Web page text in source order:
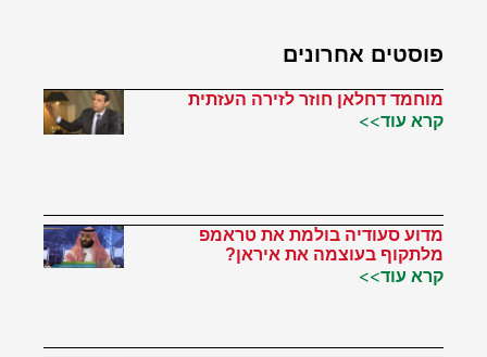
פוסטים אחרונים
מוחמד דחלאן חוזר לזירה העזתית
קרא עוד>>
מדוע סעודיה בולמת את טראמפ
מלתקוף בעוצמה את איראן?
קרא עוד>>